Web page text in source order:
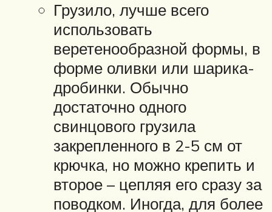
Грузило, лучше всего
использовать
веретенообразной формы, в
форме оливки или шарика-
дробинки. Обычно
достаточно одного
свинцового грузила
закрепленного в 2-5 см от
крючка, но можно крепить и
второе – цепляя его сразу за
поводком. Иногда, для более